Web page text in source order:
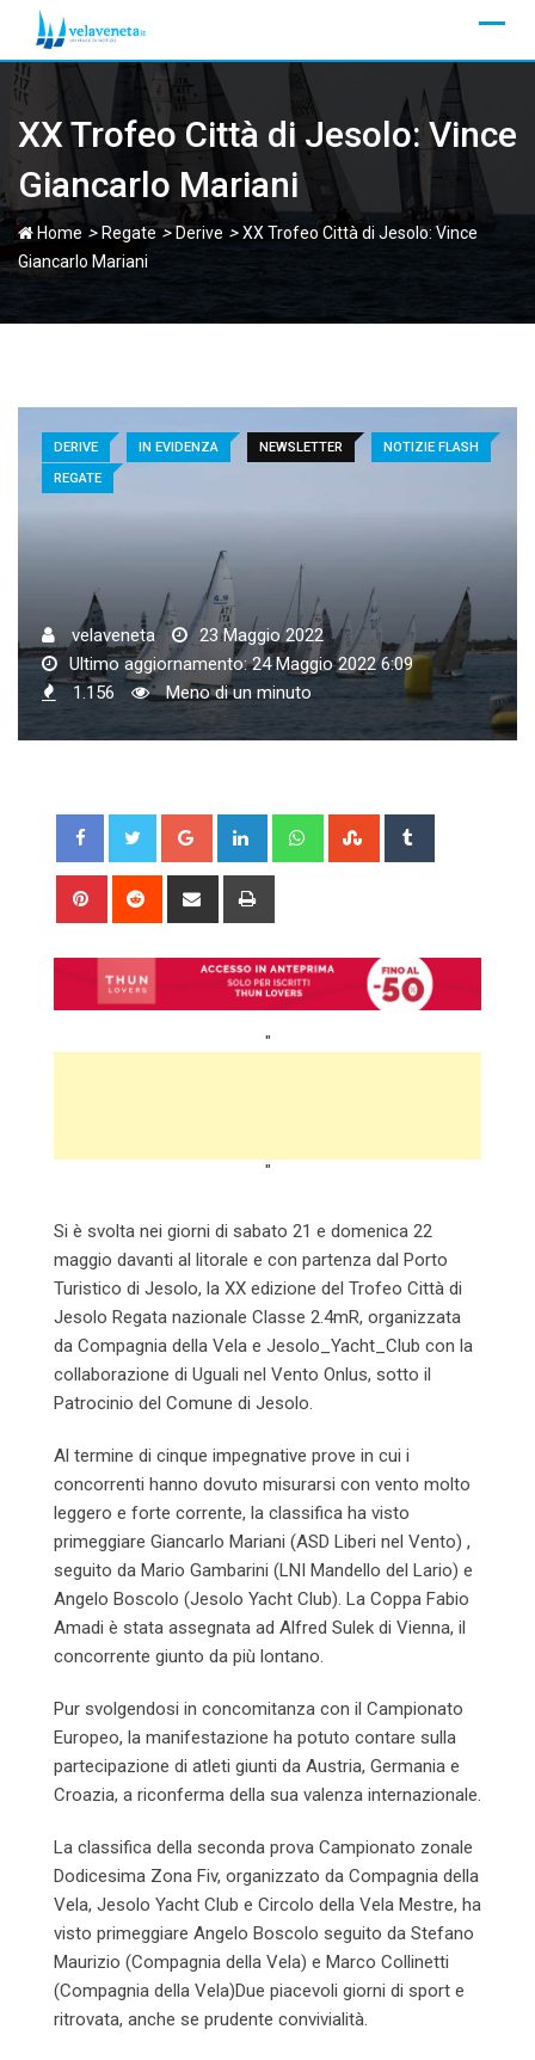
content
XX Trofeo Città di Jesolo: Vince
Giancarlo Mariani
Home > Regate>Derive >XX Trofeo Città di Jesolo: Vince
Giancarlo Mariani
DERIVE IN EVIDENZA NEWSLETTER
NOTIZIE FLASH
REGATE
velaveneta
23 Maggio 2022
Ultimo aggiornamento: 24 Maggio 2022 6:09
1.156
Meno di un minuto
Google+ LinkedIn WhatsappStumbleUpon
Pinterest Reddit
Share
"
"
Si è svolta nei giorni di sabato 21 e domenica 22
maggio davanti al litorale e con partenza dal Porto
Turistico di Jesolo, la XX edizione del Trofeo Città di
Jesolo Regata nazionale Classe 2.4mR, organizzata
da Compagnia della Vela e Jesolo_Yacht_Club con la
collaborazione di Uguali nel Vento Onlus, sotto il
Patrocinio del Comune di Jesolo.
Al termine di cinque impegnative prove in cui i
concorrenti hanno dovuto misurarsi con vento molto
leggero e forte corrente, la classifica ha visto
primeggiare Giancarlo Mariani (ASD Liberi nel Vento) ,
seguito da Mario Gambarini (LNI Mandello del Lario) e
Angelo Boscolo (Jesolo Yacht Club). La Coppa Fabio
Amadi è stata assegnata ad Alfred Sulek di Vienna, il
concorrente giunto da più lontano.
Pur svolgendosi in concomitanza con il Campionato
Europeo, la manifestazione ha potuto contare sulla
partecipazione di atleti giunti da Austria, Germania e
Croazia, a riconferma della sua valenza internazionale.
La classifica della seconda prova Campionato zonale
Dodicesima Zona Fiv, organizzato da Compagnia della
Vela, Jesolo Yacht Club e Circolo della Vela Mestre, ha
visto primeggiare Angelo Boscolo seguito da Stefano
Maurizio (Compagnia della Vela) e Marco Collinetti
(Compagnia della Vela)Due piacevoli giorni di sport e
ritrovata, anche se prudente convivialità.